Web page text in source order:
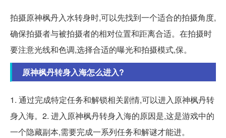
拍摄原神枫丹入水转身时,可以先找到一个适合的拍摄角度,
确保拍摄者与被拍摄者的相对位置和距离合适。在拍摄时
要注意光线和色调,选择合适的曝光和拍摄模式,保。
原神枫丹转身入海怎么进入?
1. 通过完成特定任务和解锁相关剧情,可以进入原神枫丹转
身入海。2. 进入原神枫丹转身入海的原因是,这是游戏中的
一个隐藏副本,需要完成一系列任务和解谜才能进。